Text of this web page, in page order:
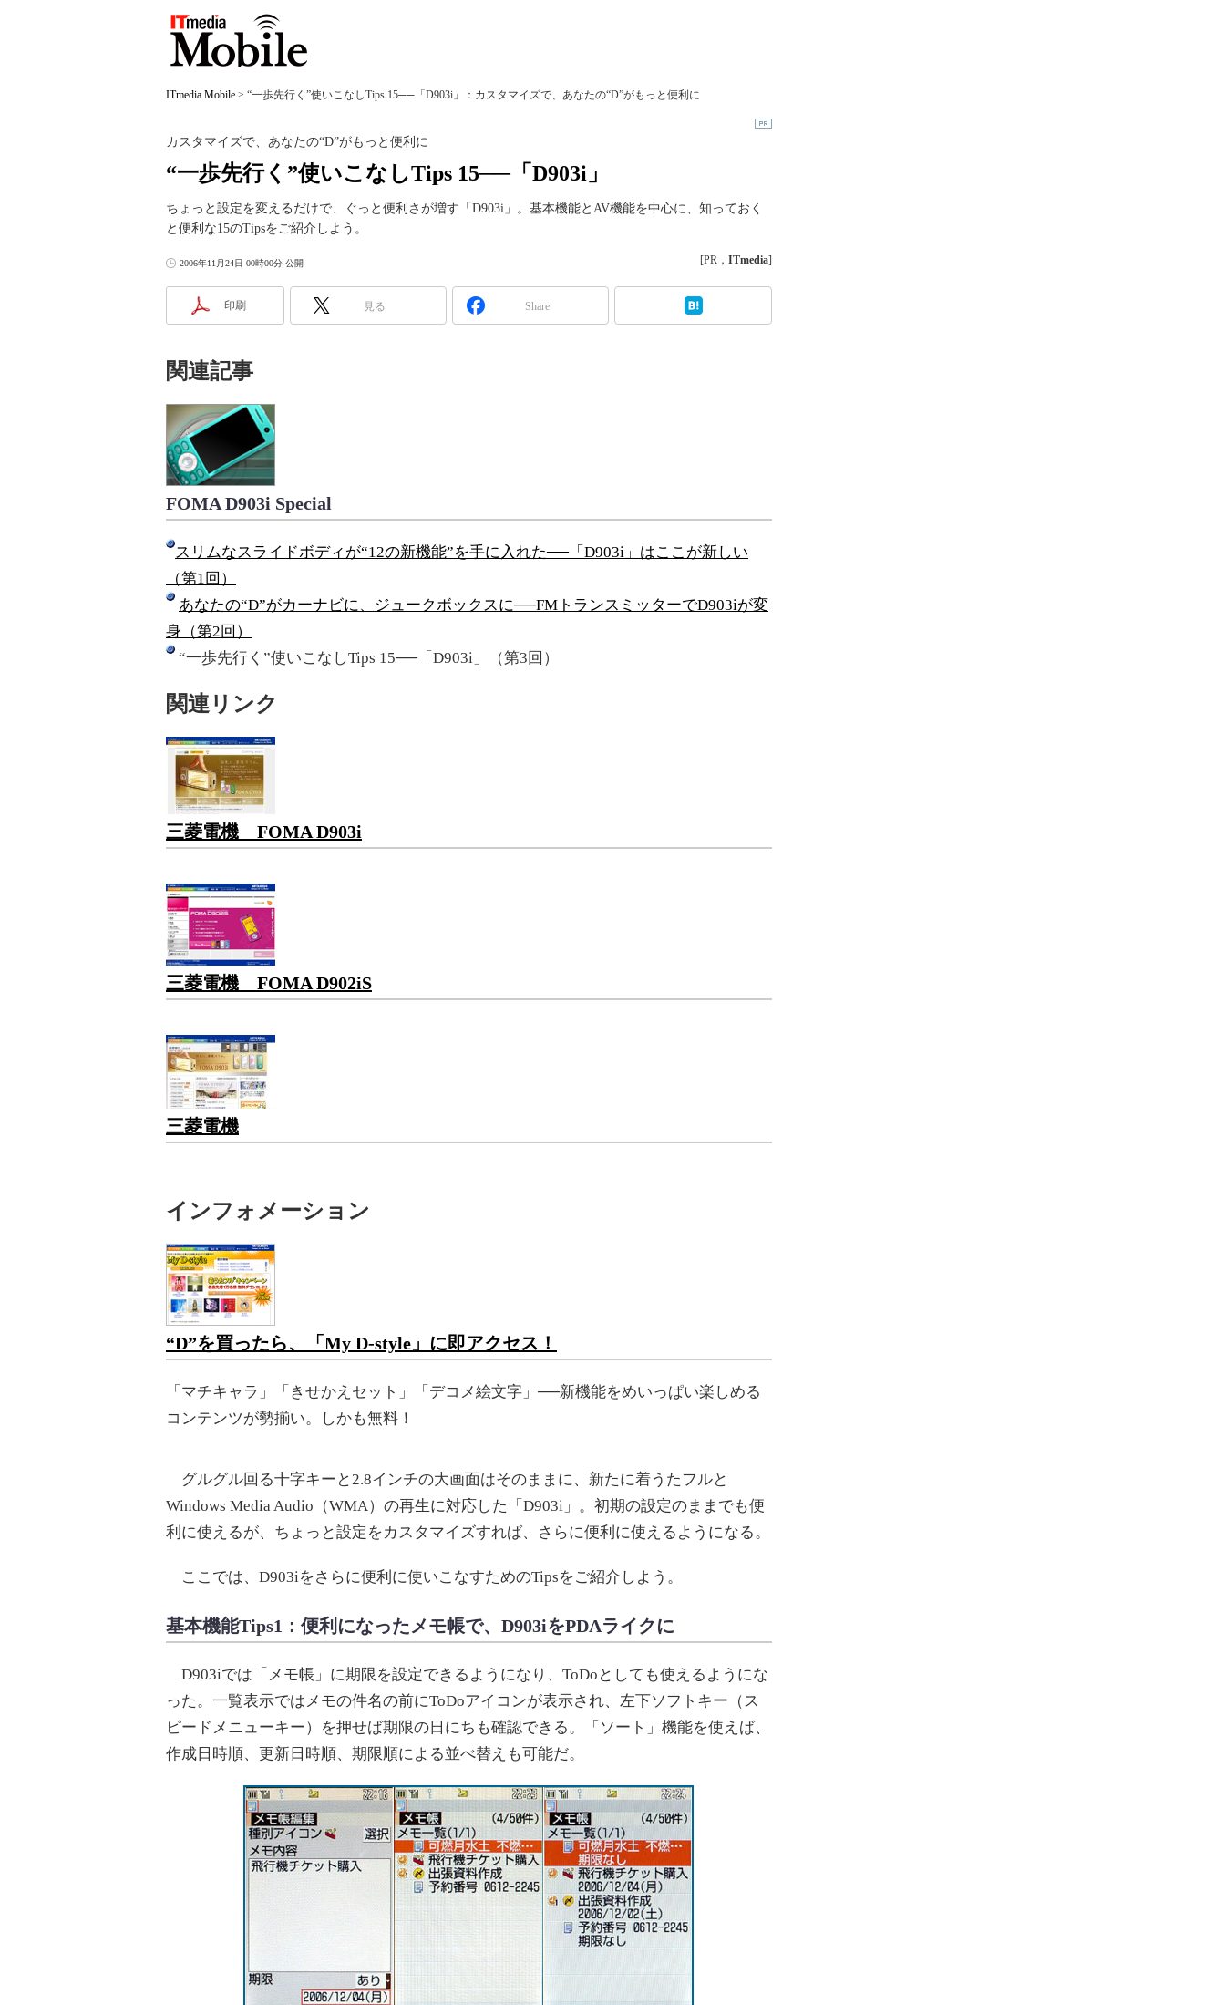
ITmedia Mobile > “一歩先行く”使いこなしTips 15──「D903i」：カスタマイズで、あなたの“D”がもっと便利に
“一歩先行く”使いこなしTips 15──「D903i」
カスタマイズで、あなたの“D”がもっと便利に
ちょっと設定を変えるだけで、ぐっと便利さが増す「D903i」。基本機能とAV機能を中心に、知っておく
と便利な15のTipsをご紹介しよう。
2006年11月24日 00時00分 公開 [PR， ITmedia]
印刷 見る Share
関連記事
FOMA D903i Special
スリムなスライドボディが“12の新機能”を手に入れた──「D903i」はここが新しい
（第1回）
あなたの“D”がカーナビに、ジュークボックスに──FMトランスミッターでD903iが変
身（第2回）
“一歩先行く”使いこなしTips 15──「D903i」（第3回）
関連リンク
三菱電機 FOMA D903i
三菱電機 FOMA D902iS
三菱電機
インフォメーション
“D”を買ったら、「My D-style」に即アクセス！
「マチキャラ」「きせかえセット」「デコメ絵文字」──新機能をめいっぱい楽しめる
コンテンツが勢揃い。しかも無料！
グルグル回る十字キーと2.8インチの大画面はそのままに、新たに着うたフルと
Windows Media Audio（WMA）の再生に対応した「D903i」。初期の設定のままでも便
利に使えるが、ちょっと設定をカスタマイズすれば、さらに便利に使えるようになる。
ここでは、D903iをさらに便利に使いこなすためのTipsをご紹介しよう。
基本機能Tips1：便利になったメモ帳で、D903iをPDAライクに
D903iでは「メモ帳」に期限を設定できるようになり、ToDoとしても使えるようにな
った。一覧表示ではメモの件名の前にToDoアイコンが表示され、左下ソフトキー（ス
ピードメニューキー）を押せば期限の日にちも確認できる。「ソート」機能を使えば、
作成日時順、更新日時順、期限順による並べ替えも可能だ。